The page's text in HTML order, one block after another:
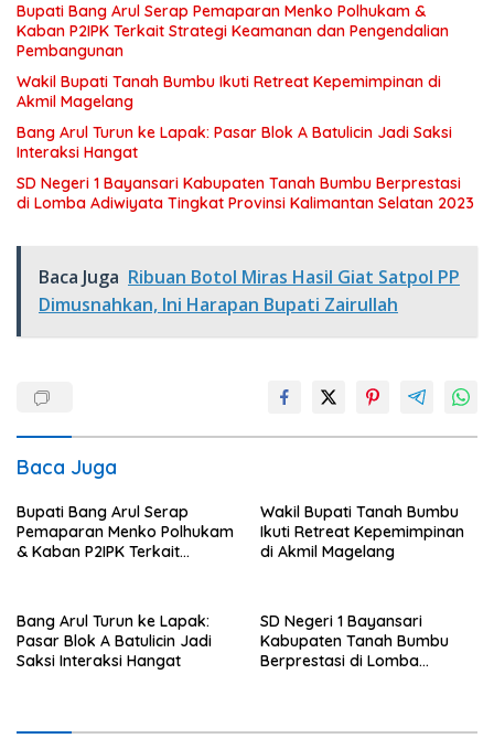
Bupati Bang Arul Serap Pemaparan Menko Polhukam &
Kaban P2IPK Terkait Strategi Keamanan dan Pengendalian
Pembangunan
Wakil Bupati Tanah Bumbu Ikuti Retreat Kepemimpinan di
Akmil Magelang
Bang Arul Turun ke Lapak: Pasar Blok A Batulicin Jadi Saksi
Interaksi Hangat
SD Negeri 1 Bayansari Kabupaten Tanah Bumbu Berprestasi
di Lomba Adiwiyata Tingkat Provinsi Kalimantan Selatan 2023
Baca Juga Ribuan Botol Miras Hasil Giat Satpol PP
Dimusnahkan, Ini Harapan Bupati Zairullah
Baca Juga
Bupati Bang Arul Serap
Pemaparan Menko Polhukam
& Kaban P2IPK Terkait
Wakil Bupati Tanah Bumbu
Ikuti Retreat Kepemimpinan
di Akmil Magelang
Bang Arul Turun ke Lapak:
Pasar Blok A Batulicin Jadi
Saksi Interaksi Hangat
SD Negeri 1 Bayansari
Kabupaten Tanah Bumbu
Berprestasi di Lomba